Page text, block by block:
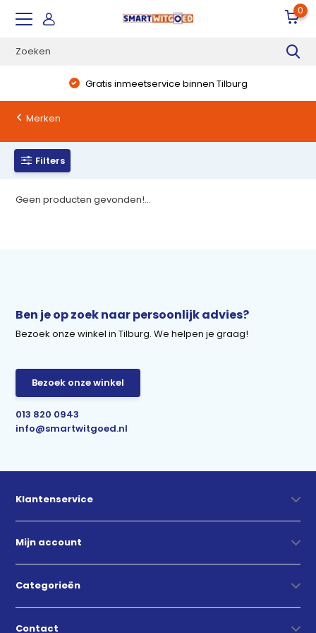
0
Gratis inmeetservice binnen Tilburg
Merken
Filters
Geen producten gevonden!...
Ben je op zoek naar persoonlijk advies?
Bezoek onze winkel in Tilburg. We helpen je graag!
Bezoek onze winkel
013 820 0943
info@smartwitgoed.nl
Klantenservice
Mijn account
Categorieën
Contact